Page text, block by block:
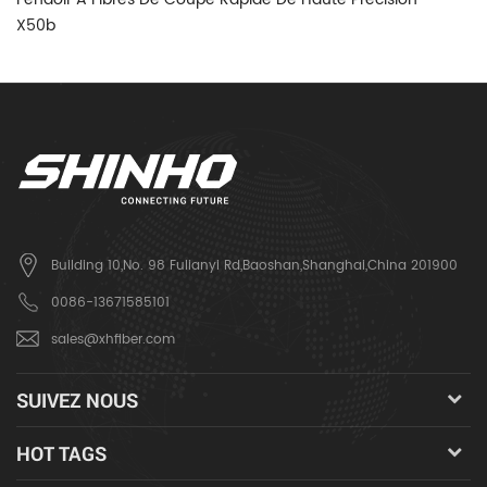
X50b
Building 10,No. 98 Fulianyi Rd,Baoshan,Shanghai,China 201900
0086-13671585101
sales@xhfiber.com
SUIVEZ NOUS
HOT TAGS